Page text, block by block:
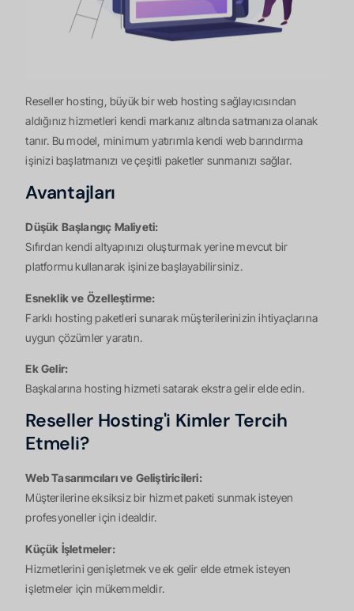
Reseller hosting, büyük bir web hosting sağlayıcısından
aldığınız hizmetleri kendi markanız altında satmanıza olanak
tanır. Bu model, minimum yatırımla kendi web barındırma
işinizi başlatmanızı ve çeşitli paketler sunmanızı sağlar.
Avantajları
Düşük Başlangıç Maliyeti:
Sıfırdan kendi altyapınızı oluşturmak yerine mevcut bir
platformu kullanarak işinize başlayabilirsiniz.
Esneklik ve Özelleştirme:
Farklı hosting paketleri sunarak müşterilerinizin ihtiyaçlarına
uygun çözümler yaratın.
Ek Gelir:
Başkalarına hosting hizmeti satarak ekstra gelir elde edin.
Reseller Hosting'i Kimler Tercih
Etmeli?
Web Tasarımcıları ve Geliştiricileri:
Müşterilerine eksiksiz bir hizmet paketi sunmak isteyen
profesyoneller için idealdir.
Küçük İşletmeler:
Hizmetlerini genişletmek ve ek gelir elde etmek isteyen
işletmeler için mükemmeldir.